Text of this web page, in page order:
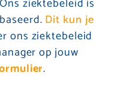
Dit kun je
ons ziektebeleid
op jouw
.